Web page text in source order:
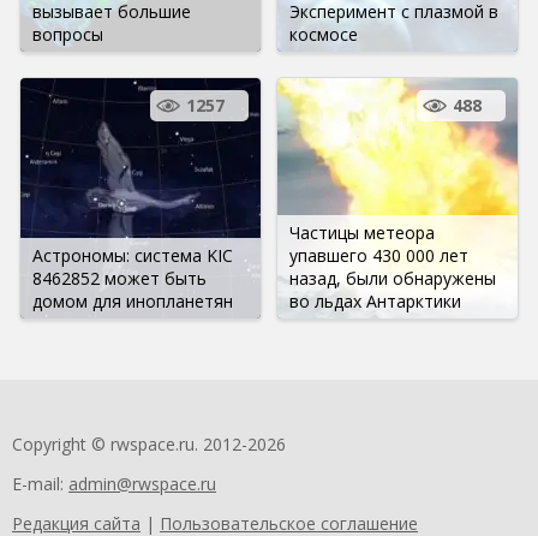
вызывает большие
вопросы
Эксперимент с плазмой в
космосе
Астрономы: система KIC
8462852 может быть
домом для инопланетян
1257
Частицы метеора
упавшего 430 000 лет
назад, были обнаружены
во льдах Антарктики
488
Copyright © rwspace.ru. 2012-2026
E-mail: admin@rwspace.ru
Редакция сайта | Пользовательское соглашение